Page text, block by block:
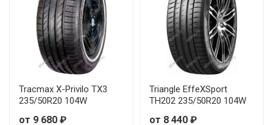
Tracmax X-Privilo TX3
235/50R20 104W
от 9 680 ₽
Triangle EffeXSport
TH202 235/50R20 104W
от 8 440 ₽